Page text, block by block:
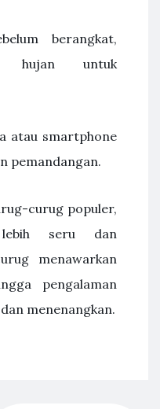
berangkat,
hujan untuk
atau smartphone
pemandangan.
curug populer,
seru dan
menawarkan
pengalaman
menenangkan.